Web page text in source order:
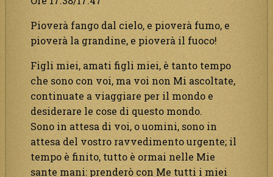
Pioverà fango dal cielo, e pioverà fumo, e
pioverà la grandine, e pioverà il fuoco!
Figli miei, amati figli miei, è tanto tempo
che sono con voi, ma voi non Mi ascoltate,
continuate a viaggiare per il mondo e
desiderare le cose di questo mondo.
Sono in attesa di voi, o uomini, sono in
attesa del vostro ravvedimento urgente; il
tempo è finito, tutto è ormai nelle Mie
sante mani: prenderò con Me tutti i miei